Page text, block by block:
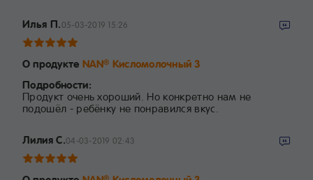
Илья П.05-03-2019 15:26
О продукте NAN® Кисломолочный 3
Подробности:
Продукт очень хороший. Но конкретно нам не
подошёл - ребёнку не понравился вкус.
Лилия С.04-03-2019 02:43